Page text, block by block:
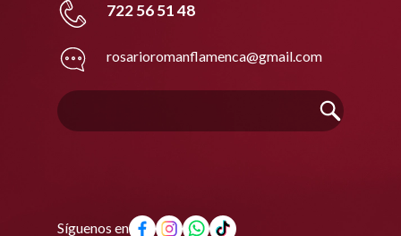
722 56 51 48
rosarioromanflamenca@gmail.com
Síguenos en